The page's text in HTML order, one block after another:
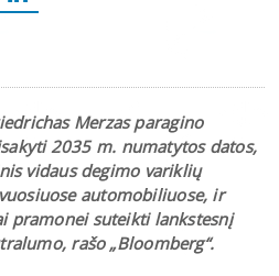
Merzas paragino
2035 m. numatytos datos,
vidaus degimo variklių
automobiliuose, ir
pramonei suteikti lankstesnį
rašo „Bloomberg“.